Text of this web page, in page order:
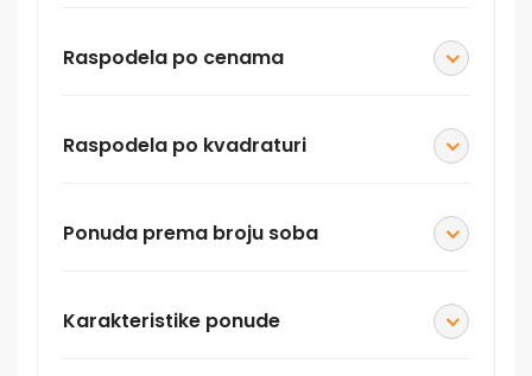
Raspodela po cenama
Raspodela po kvadraturi
Ponuda prema broju soba
Karakteristike ponude